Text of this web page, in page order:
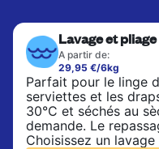
Lavage et pliage
A partir de:
29,95 €/6kg
Parfait pour le linge
serviettes et les
30°C et séchés au
demande. Le
Choisissez un